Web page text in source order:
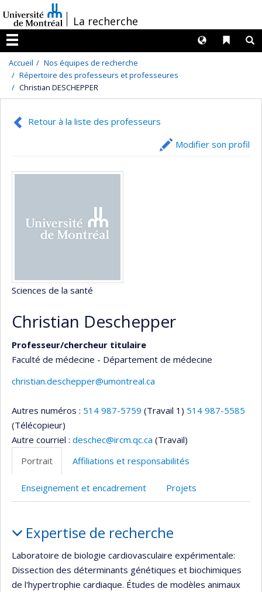
au
contenu
/La recherche
Menu
Liens
Langues
Accueil
Nos équipes de recherche
Répertoire des professeurs et professeures
Christian DESCHEPPER
Retour à la liste des professeurs
Modifier son profil
Sciences de la santé
Christian Deschepper
Professeur/chercheur titulaire
Faculté de médecine - Département de médecine
christian.deschepper@umontreal.ca
Autres numéros : 514 987-5759 (Travail 1) 514 987-5585
(Télécopieur)
Autre courriel : deschec@ircm.qc.ca (Travail)
Portrait
Affiliations et responsabilités
Enseignement et encadrement Projets
Expertise de recherche
Laboratoire de biologie cardiovasculaire expérimentale:
Dissection des déterminants génétiques et biochimiques
de l'hypertrophie cardiaque. Études de modèles animaux